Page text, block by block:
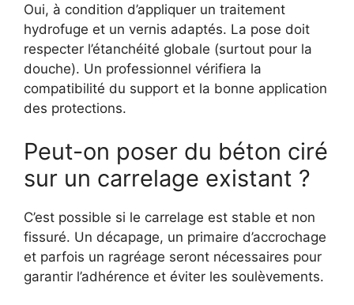
Oui, à condition d’appliquer un traitement
hydrofuge et un vernis adaptés. La pose doit
respecter l’étanchéité globale (surtout pour la
douche). Un professionnel vérifiera la
compatibilité du support et la bonne application
des protections.
Peut-on poser du béton ciré
sur un carrelage existant ?
C’est possible si le carrelage est stable et non
fissuré. Un décapage, un primaire d’accrochage
et parfois un ragréage seront nécessaires pour
garantir l’adhérence et éviter les soulèvements.